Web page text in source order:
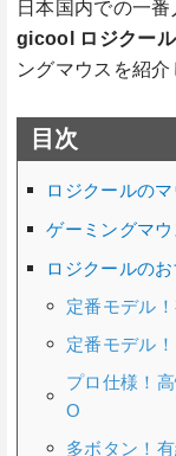
日本国内での一
gicool ロジクール
ングマウスを紹介
目次
ロジクールの
ゲーミングマ
ロジクールの
定番モデル
定番モデル
プロ仕様！
O
多ボタン！